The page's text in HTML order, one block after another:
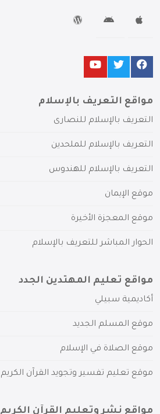
مواقع التعريف بالإسلام
التعريف بالإسلام للنصارى
التعريف بالإسلام للملحدين
التعريف بالإسلام للهندوس
موقع الإيمان
موقع المعجزة الأخيرة
الحوار المباشر للتعريف بالإسلام
مواقع تعليم المهتدين الجدد
أكاديمية سبيلي
موقع المسلم الجديد
موقع الصلاة في الإسلام
موقع تعليم تفسير وتجويد القرآن الكريم
مواقع نشر وتعليم القرآن الكريم